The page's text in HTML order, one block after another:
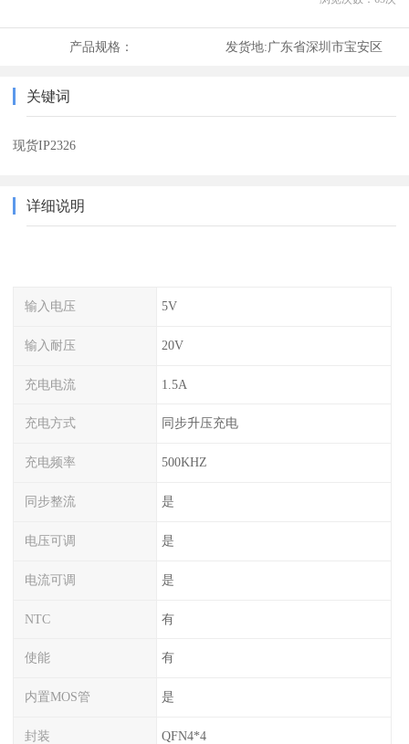
产品规格： 发货地:广东省深圳市宝安区
关键词
现货IP2326
详细说明
输入电压 5V
输入耐压 20V
充电电流 1.5A
充电方式 同步升压充电
充电频率 500KHZ
同步整流 是
电压可调 是
电流可调 是
NTC 有
使能 有
内置MOS管 是
封装 QFN4*4